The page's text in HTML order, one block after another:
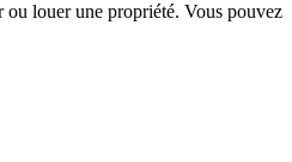
ou louer une propriété. Vous pouvez